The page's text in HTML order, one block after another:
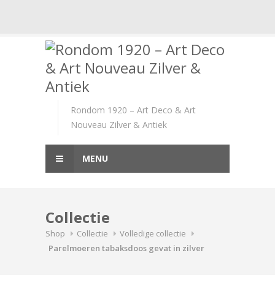
Rondom 1920 – Art Deco & Art
Nouveau Zilver & Antiek
MENU
Collectie
Shop Collectie
Volledige collectie
Parelmoeren tabaksdoos gevat in zilver